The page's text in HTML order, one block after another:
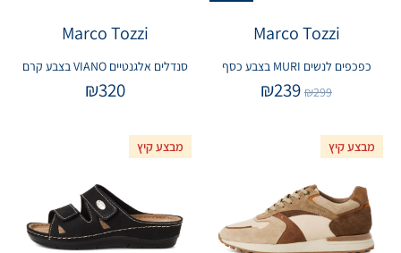
Marco Tozzi
כפכפים לנשים MURI בצבע כסף
₪299
₪239
Marco Tozzi
סנדלים אלגנטיים VIANO בצבע קרם
₪320
מבצע קיץ מבצע קיץ